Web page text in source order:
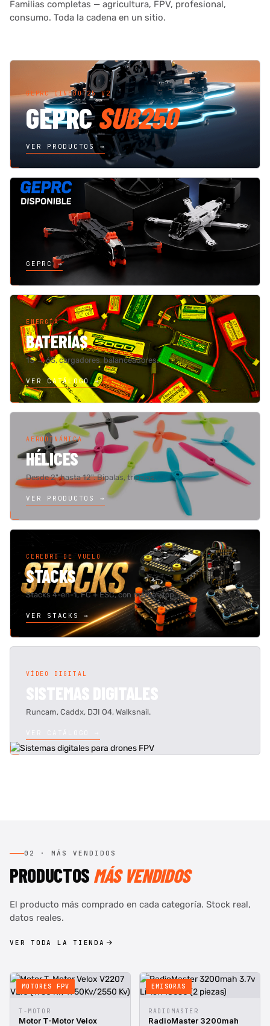
Familias completas — agricultura, FPV, profesional,
consumo. Toda la cadena en un sitio.
GEPRC CINEBOT25 V2
GEPRCSUB250
VER PRODUCTOS →
GEPRC →
ENERGÍA
BATERÍAS
1S → 6S, cargadores, balanceadores.
VER CATÁLOGO →
AERODINÁMICA
HÉLICES
Desde 2" hasta 12". Bipalas, tripalas.
VER PRODUCTOS →
CEREBRO DE VUELO
STACKS
Stacks 4-en-1, FC + ESC, con marcas top.
VER STACKS →
VÍDEO DIGITAL
Runcam, Caddx, DJI O4, Walksnail.
02 · MÁS VENDIDOS
PRODUCTOS MÁS VENDIDOS
El producto más comprado en cada categoría. Stock real,
datos reales.
VER TODA LA TIENDA
MOTORES FPV
VISTA
RÁPIDA
CESTA
T-MOTOR
Motor T-Motor Velox
EMISORAS
VISTA
RÁPIDA
CESTA
RADIOMASTER
RadioMaster 3200mah